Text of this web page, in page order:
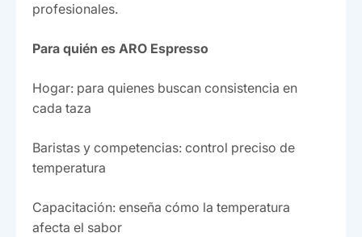
profesionales.
Para quién es ARO Espresso
Hogar: para quienes buscan consistencia en
cada taza
Baristas y competencias: control preciso de
temperatura
Capacitación: enseña cómo la temperatura
afecta el sabor